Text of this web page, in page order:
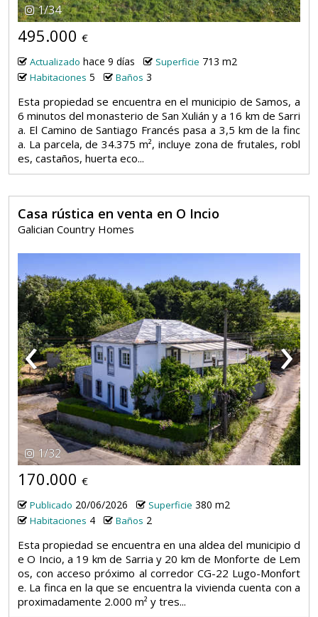
1/34
495.000 €
Actualizado hace 9 días Superficie 713 m2
Habitaciones 5 Baños 3
Esta propiedad se encuentra en el municipio de Samos, a
6 minutos del monasterio de San Xulián y a 16 km de Sarri
a. El Camino de Santiago Francés pasa a 3,5 km de la finc
a. La parcela, de 34.375 m², incluye zona de frutales, robl
es, castaños, huerta eco...
Casa rústica en venta en O Incio
Galician Country Homes
‹ ›
1/32
170.000 €
Publicado 20/06/2026 Superficie 380 m2
Habitaciones 4 Baños 2
Esta propiedad se encuentra en una aldea del municipio d
e O Incio, a 19 km de Sarria y 20 km de Monforte de Lem
os, con acceso próximo al corredor CG-22 Lugo-Monfort
e. La finca en la que se encuentra la vivienda cuenta con a
proximadamente 2.000 m² y tres...